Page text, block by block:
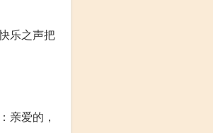
乐之声把
亲爱的，